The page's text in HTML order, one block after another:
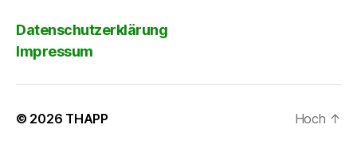
Datenschutzerklärung
Impressum
© 2026 THAPP Hoch ↑